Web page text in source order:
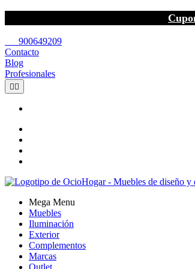
900649209
Contacto
Blog
Profesionales
 
Mega Menu
Muebles
Iluminación
Exterior
Complementos
Marcas
Outlet